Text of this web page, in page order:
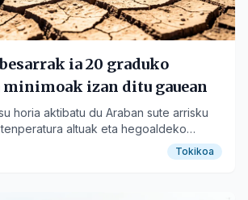
ia 20 graduko
izan ditu gauean
horia aktibatu du Araban sute arrisku
altuak eta hegoaldeko
Tokikoa